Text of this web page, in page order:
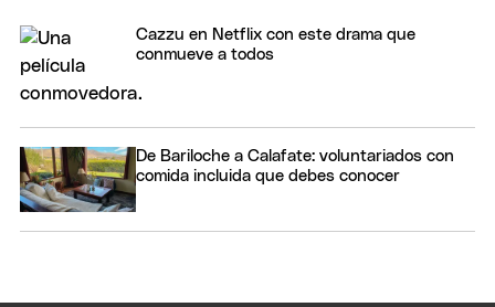
Cazzu en Netflix con este drama que
conmueve a todos
De Bariloche a Calafate: voluntariados con
comida incluida que debes conocer